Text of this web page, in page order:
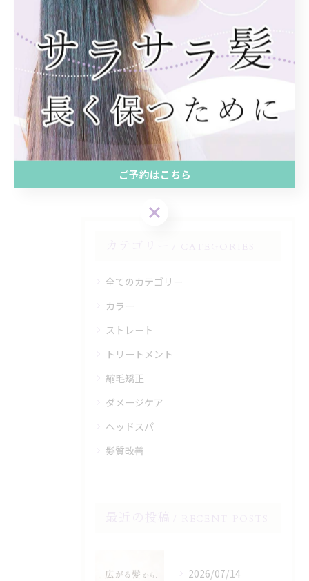
#ボブ #サロンモデル #撮影
#アイロンチェック
#アナゴ
#マスオ
#エイジング毛
#ダメージレス
#グラデーションカラーボブ
#シャンプー
#トリートメント
#パヤ毛
#パーティーヘア #北新地
全てのカテゴリー
カラー
ストレート
トリートメント
縮毛矯正
ダメージケア
ヘッドスパ
髪質改善
2026/07/14
ご予約はこちら